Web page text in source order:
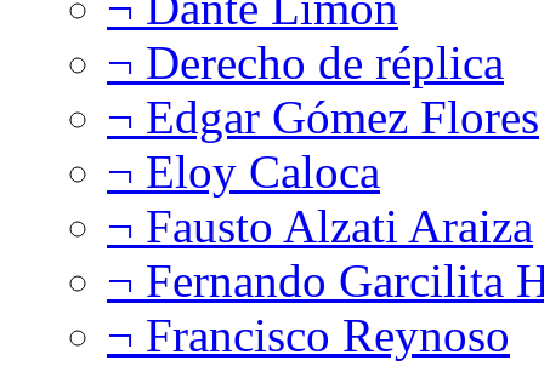
¬ Derecho de réplica
¬ Edgar Gómez Flores
¬ Eloy Caloca
¬ Fausto Alzati Araiza
¬ Fernando Garcilita
¬ Francisco Reynoso